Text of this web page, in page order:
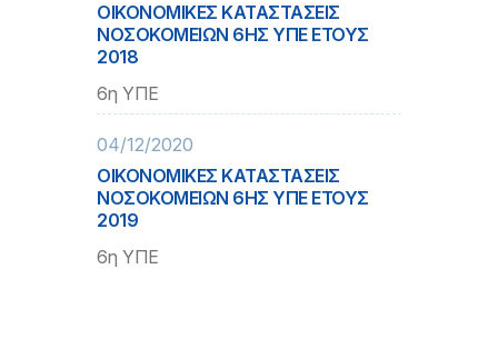
ΟΙΚΟΝΟΜΙΚΕΣ ΚΑΤΑΣΤΑΣΕΙΣ
ΝΟΣΟΚΟΜΕΙΩΝ 6ΗΣ ΥΠΕ ΕΤΟΥΣ
2018
6η ΥΠΕ
04/12/2020
ΟΙΚΟΝΟΜΙΚΕΣ ΚΑΤΑΣΤΑΣΕΙΣ
ΝΟΣΟΚΟΜΕΙΩΝ 6ΗΣ ΥΠΕ ΕΤΟΥΣ
2019
6η ΥΠΕ